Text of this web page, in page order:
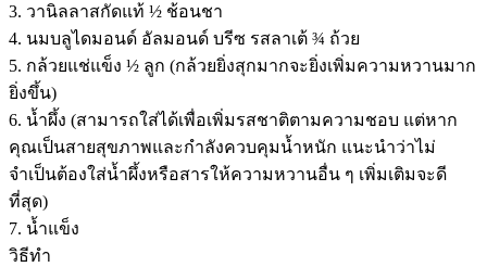
3. วานิลลาสกัดแท้ ½ ช้อนชา
4. นมบลูไดมอนด์ อัลมอนด์ บรีซ รสลาเต้ ¾ ถ้วย
5. กล้วยแช่แข็ง ½ ลูก (กล้วยยิ่งสุกมากจะยิ่งเพิ่มความหวานมาก
ยิ่งขึ้น)
6. น้ำผึ้ง (สามารถใส่ได้เพื่อเพิ่มรสชาติตามความชอบ แต่หาก
คุณเป็นสายสุขภาพและกำลังควบคุมน้ำหนัก แนะนำว่าไม่
จำเป็นต้องใส่น้ำผึ้งหรือสารให้ความหวานอื่น ๆ เพิ่มเติมจะดี
ที่สุด)
7. น้ำแข็ง
วิธีทำ